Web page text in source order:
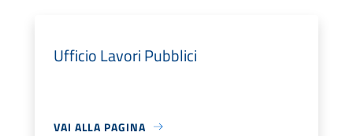
Ufficio Lavori Pubblici
VAI ALLA PAGINA